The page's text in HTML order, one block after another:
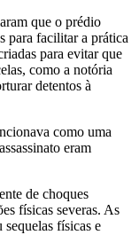
que o prédio
para facilitar a prática
para evitar que
como a notória
detentos à
como uma
eram
de choques
físicas severas. As
físicas e